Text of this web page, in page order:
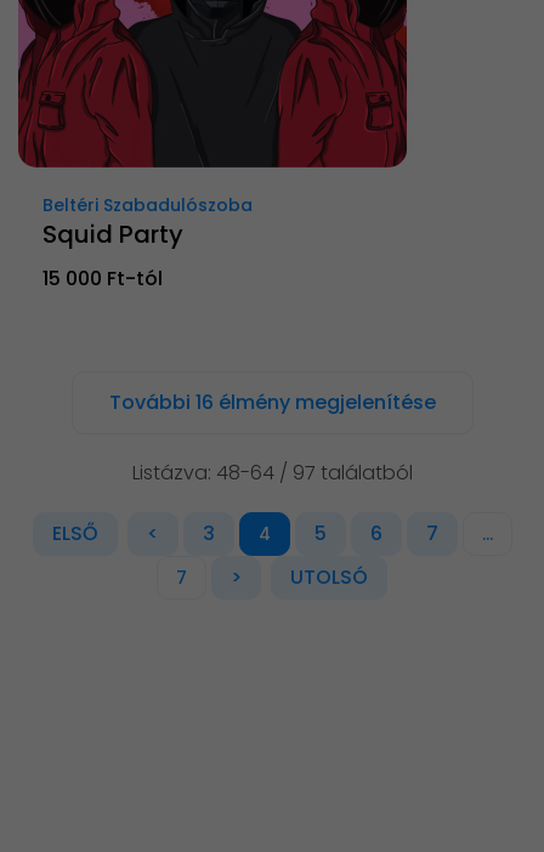
Beltéri Szabadulószoba
Squid Party
15 000 Ft-tól
További 16 élmény megjelenítése
Listázva: 48-64 / 97 találatból
ELSŐ < 3 4 5 6 7
...
7
> UTOLSÓ